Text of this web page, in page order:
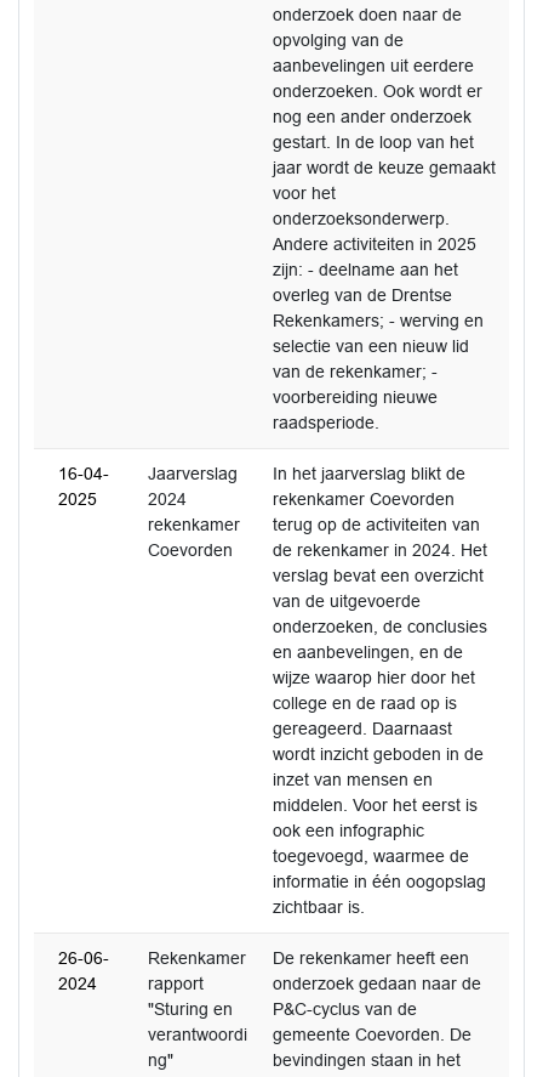
onderzoek doen naar de
opvolging van de
aanbevelingen uit eerdere
onderzoeken. Ook wordt er
nog een ander onderzoek
gestart. In de loop van het
jaar wordt de keuze gemaakt
voor het
onderzoeksonderwerp.
Andere activiteiten in 2025
zijn: - deelname aan het
overleg van de Drentse
Rekenkamers; - werving en
selectie van een nieuw lid
van de rekenkamer; -
voorbereiding nieuwe
raadsperiode.
16-04-
2025
Jaarverslag
2024
rekenkamer
Coevorden
In het jaarverslag blikt de
rekenkamer Coevorden
terug op de activiteiten van
de rekenkamer in 2024. Het
verslag bevat een overzicht
van de uitgevoerde
onderzoeken, de conclusies
en aanbevelingen, en de
wijze waarop hier door het
college en de raad op is
gereageerd. Daarnaast
wordt inzicht geboden in de
inzet van mensen en
middelen. Voor het eerst is
ook een infographic
toegevoegd, waarmee de
informatie in één oogopslag
zichtbaar is.
26-06-
2024
Rekenkamer
rapport
"Sturing en
verantwoordi
ng"
De rekenkamer heeft een
onderzoek gedaan naar de
P&C-cyclus van de
gemeente Coevorden. De
bevindingen staan in het